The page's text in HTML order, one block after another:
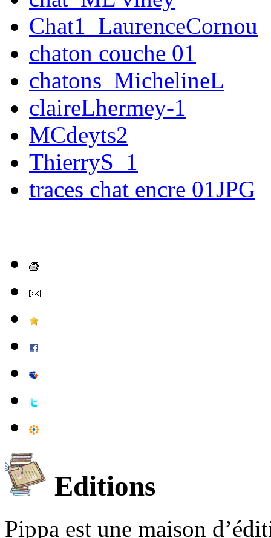
Chat1_LaurenceCornou
chaton couche 01
chatons_MichelineL
claireLhermey-1
MCdeyts2
ThierryS_1
traces chat encre 01JPG
Editions
Pippa est une maison